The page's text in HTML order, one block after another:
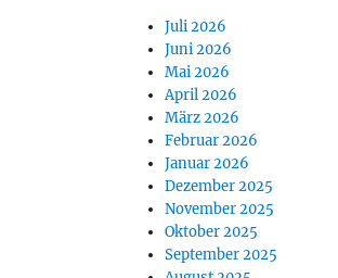
Juli 2026
Juni 2026
Mai 2026
April 2026
März 2026
Februar 2026
Januar 2026
Dezember 2025
November 2025
Oktober 2025
September 2025